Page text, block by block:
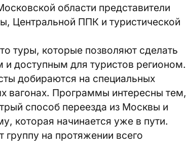
области представители
Центральной ППК и туристической
туры, которые позволяют сделать
доступным для туристов регионом.
добираются на специальных
вагонах. Программы интересны тем,
способ переезда из Москвы и
которая начинается уже в пути.
на протяжении всего